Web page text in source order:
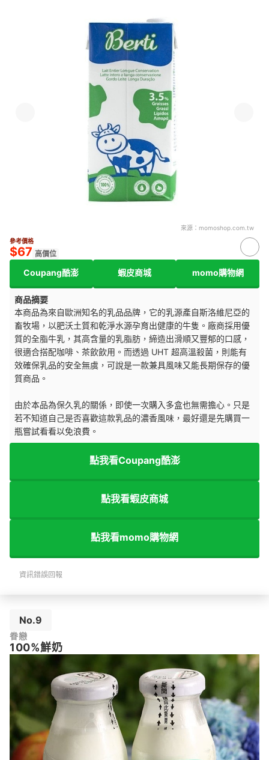
來源： momoshop.com.tw
參考價格
$67 高價位
Coupang酷澎 蝦皮商城 momo購物網
商品摘要
本商品為來自歐洲知名的乳品品牌，它的乳源產自斯洛維尼亞的
畜牧場，以肥沃土質和乾淨水源孕育出健康的牛隻。廠商採用優
質的全脂牛乳，其高含量的乳脂肪，締造出滑順又豐郁的口感，
很適合搭配咖啡、茶飲飲用。而透過 UHT 超高溫殺菌，則能有
效確保乳品的安全無虞，可說是一款兼具風味又能長期保存的優
質商品。
由於本品為保久乳的關係，即使一次購入多盒也無需擔心。只是
若不知道自己是否喜歡這款乳品的濃香風味，最好還是先購買一
瓶嘗試看看以免浪費。
點我看Coupang酷澎
點我看蝦皮商城
點我看momo購物網
資訊錯誤回報
No.9
眷戀
100%鮮奶